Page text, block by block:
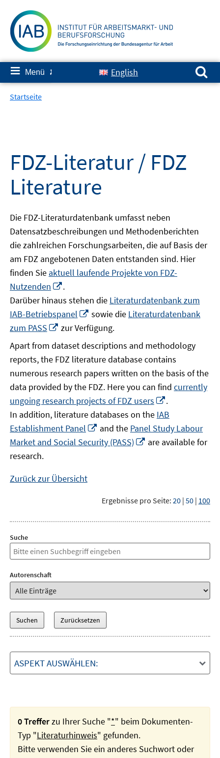
zum
Inhalt
≡ Menü ✘ English
Suchen nach:
Startseite
FDZ-Literatur / FDZ
Literature
Die FDZ-Literaturdatenbank umfasst neben
Datensatzbeschreibungen und Methodenberichten
die zahlreichen Forschungsarbeiten, die auf Basis der
am FDZ angebotenen Daten entstanden sind. Hier
finden Sie aktuell laufende Projekte von FDZ-
Nutzenden
neuem
Fenster
öffnen
.
Darüber hinaus stehen die Literaturdatenbank zum
IAB-Betriebspanel
In
neuem
Fenster
öffnen
sowie die Literaturdatenbank
zum PASS
In
Fenster
öffnen
zur Verfügung.
Apart from dataset descriptions and methodology
reports, the FDZ literature database contains
numerous research papers written on the basis of the
data provided by the FDZ. Here you can find currently
ungoing research projects of FDZ users
neuem
Fenster
öffnen
.
In addition, literature databases on the IAB
Establishment Panel
In
neuem
Fenster
and the Panel Study Labour
Market and Social Security (PASS)
In
are available for
research.
Zurück zur Übersicht
Ergebnisse pro Seite: 20 | 50 | 100
Suche
Autorenschaft
ASPEKT AUSWÄHLEN:
0 Trefferzu Ihrer Suche "*" beim Dokumenten-
Typ "Literaturhinweis" gefunden.
Bitte verwenden Sie ein anderes Suchwort oder